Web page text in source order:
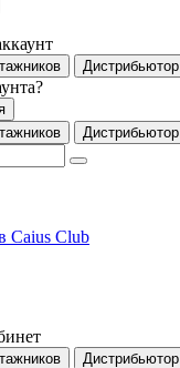
Дистрибьютор
Дистрибьютор
Caius Club
Дистрибьютор